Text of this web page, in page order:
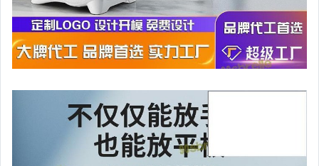
偶像、球員卡與郵幣
手錶與飾品配件
女包精品與女鞋